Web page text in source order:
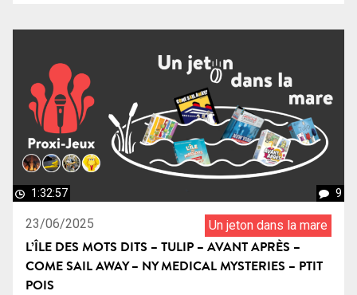
1:32:57 9
23/06/2025 Un jeton dans la mare
L’ÎLE DES MOTS DITS – TULIP – AVANT APRÈS –
COME SAIL AWAY – NY MEDICAL MYSTERIES – PTIT
POIS